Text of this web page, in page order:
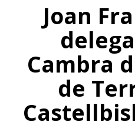
Joan
Cambra
de